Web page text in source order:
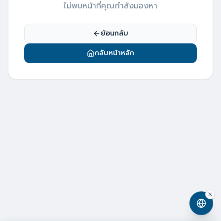
ไม่พบหน้าที่คุณกำลังมองหา
ย้อนกลับ
กลับหน้าหลัก